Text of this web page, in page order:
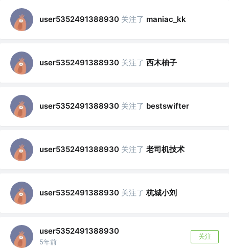
user5352491388930 关注了 maniac_kk
user5352491388930 关注了 西木柚子
user5352491388930 关注了 bestswifter
user5352491388930 关注了 老司机技术
user5352491388930 关注了 杭城小刘
user5352491388930
5年前
关注